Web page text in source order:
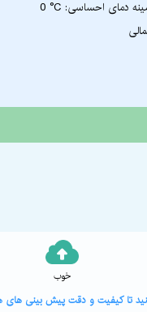
خوب
تا کیفیت و دقت پیش بینی های